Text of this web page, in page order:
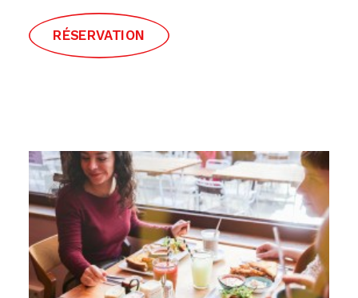
RÉSERVATION